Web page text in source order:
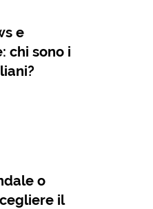
e
chi sono i
o
il